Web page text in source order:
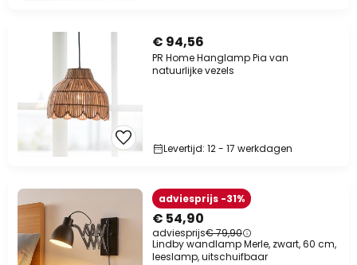
€ 94,56
PR Home Hanglamp Pia van
natuurlijke vezels
Levertijd: 12 - 17 werkdagen
€ 54,90
adviesprijs€ 79,90
adviesprijs -31%
Lindby wandlamp Merle, zwart, 60 cm,
leeslamp, uitschuifbaar